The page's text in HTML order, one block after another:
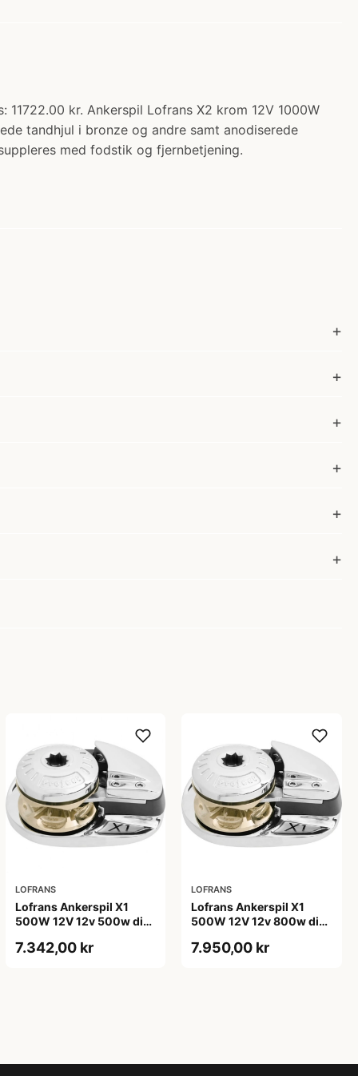
kr. Ankerspil Lofrans X2 krom 12V 1000W
tandhjul i bronze og andre samt anodiserede
med fodstik og fjernbetjening.
LOFRANS
Lofrans Ankerspil X1
500W 12V 12v 500w din
12mm
7.342,00 kr
LOFRANS
Lofrans Ankerspil X1
500W 12V 12v 800w din
12mm
7.950,00 kr